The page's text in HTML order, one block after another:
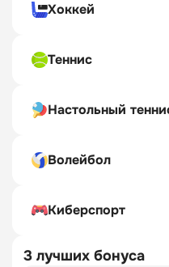
Хоккей
Теннис
Настольный
Волейбол
Киберспорт
3 лучших бонуса